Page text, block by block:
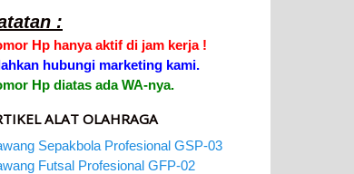
:
Hp hanya aktif di jam kerja !
hubungi marketing kami.
Hp diatas ada WA-nya.
ALAT OLAHRAGA
Sepakbola Profesional GSP-03
Futsal Profesional GFP-02